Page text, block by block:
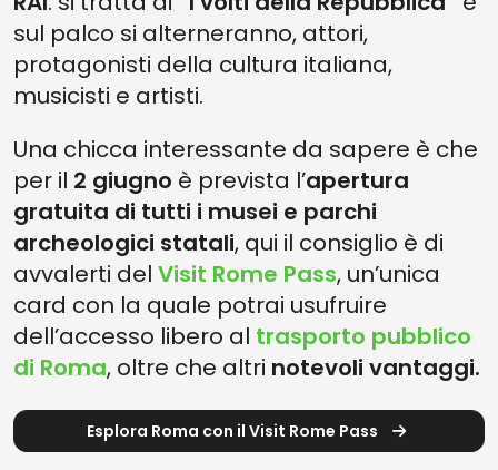
sul palco si alterneranno, attori,
protagonisti della cultura italiana,
musicisti e artisti.
Una chicca interessante da sapere è che
per il 2 giugno è prevista l’apertura
gratuita di tutti i musei e parchi
archeologici statali, qui il consiglio è di
avvalerti del Visit Rome Pass, un’unica
card con la quale potrai usufruire
dell’accesso libero al trasporto pubblico
di Roma, oltre che altri notevoli vantaggi.
Esplora Roma con il Visit Rome Pass